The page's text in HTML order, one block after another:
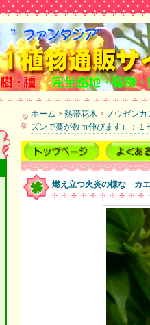
ホーム > 熱帯花木 > ノウゼンカ
ズンで蔓が数ｍ伸びます）：１
燃え立つ火炎の様な カ